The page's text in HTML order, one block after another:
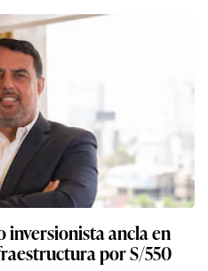
ancla en
por S/550